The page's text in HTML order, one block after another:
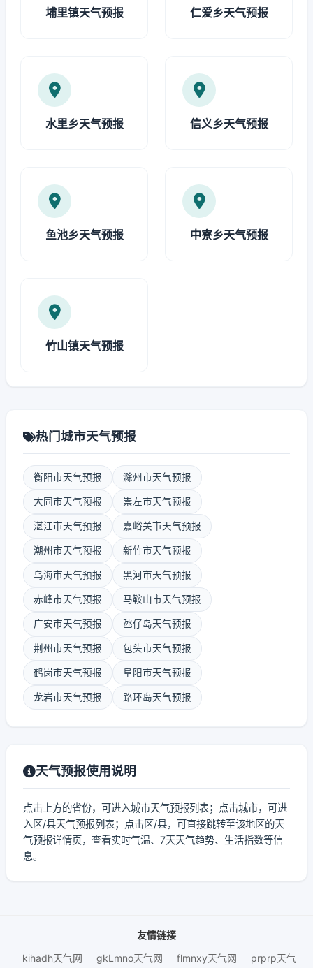
埔里镇天气预报 仁爱乡天气预报
水里乡天气预报 信义乡天气预报
鱼池乡天气预报 中寮乡天气预报
竹山镇天气预报
热门城市天气预报
衡阳市天气预报 滁州市天气预报
大同市天气预报 崇左市天气预报
湛江市天气预报 嘉峪关市天气预报
潮州市天气预报 新竹市天气预报
乌海市天气预报 黑河市天气预报
赤峰市天气预报 马鞍山市天气预报
广安市天气预报 氹仔岛天气预报
荆州市天气预报 包头市天气预报
鹤岗市天气预报 阜阳市天气预报
龙岩市天气预报 路环岛天气预报
天气预报使用说明
点击上方的省份，可进入城市天气预报列表；点击城市，可进
入区/县天气预报列表；点击区/县，可直接跳转至该地区的天
气预报详情页，查看实时气温、7天天气趋势、生活指数等信
息。
友情链接
kihadh天气网
gkLmno天气网 flmnxy天气网 prprp天气